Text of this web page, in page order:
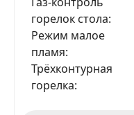
горелок стола
Режим малое
пламя
Трёхконтурная
горелка